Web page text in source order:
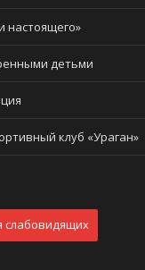
настоящего»
детьми
клуб «Ураган»
слабовидящих